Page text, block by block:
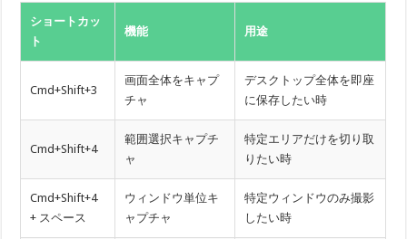
ショートカッ
ト
機能 用途
Cmd+Shift+3
画面全体をキャプ
チャ
デスクトップ全体を即座
に保存したい時
Cmd+Shift+4
範囲選択キャプチ
ャ
特定エリアだけを切り取
りたい時
Cmd+Shift+4
+ スペース
ウィンドウ単位キ
ャプチャ
特定ウィンドウのみ撮影
したい時